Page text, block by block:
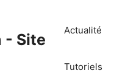
- Site
Actualité
Tutoriels